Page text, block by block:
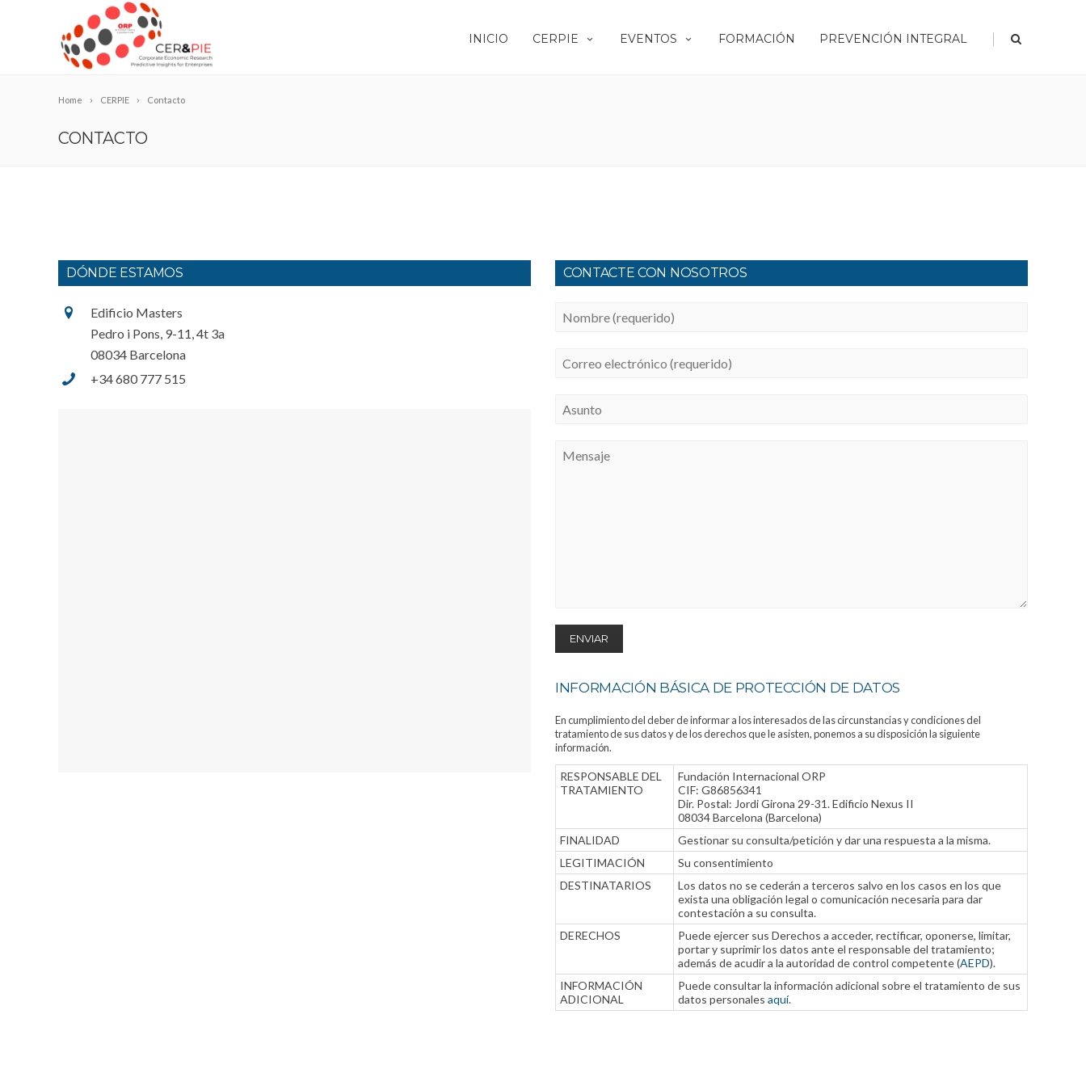
INICIO CERPIE EVENTOS FORMACIÓN PREVENCIÓN INTEGRAL |
Home CERPIE Contacto
CONTACTO
DÓNDE ESTAMOS
Edificio Masters
Pedro i Pons, 9-11, 4t 3a
08034 Barcelona
‎+34 680 777 515
CONTACTE CON NOSOTROS
INFORMACIÓN BÁSICA DE PROTECCIÓN DE DATOS
En cumplimiento del deber de informar a los interesados de las circunstancias y condiciones del
tratamiento de sus datos y de los derechos que le asisten, ponemos a su disposición la siguiente
información.
RESPONSABLE DEL
TRATAMIENTO
Fundación Internacional ORP
CIF: G86856341
Dir. Postal: Jordi Girona 29-31. Edificio Nexus II
08034 Barcelona (Barcelona)
FINALIDAD
Gestionar su consulta/petición y dar una respuesta a la misma.
LEGITIMACIÓN
Su consentimiento
DESTINATARIOS
Los datos no se cederán a terceros salvo en los casos en los que
exista una obligación legal o comunicación necesaria para dar
contestación a su consulta.
DERECHOS
Puede ejercer sus Derechos a acceder, rectificar, oponerse, limitar,
portar y suprimir los datos ante el responsable del tratamiento;
además de acudir a la autoridad de control competente (AEPD).
INFORMACIÓN
ADICIONAL
Puede consultar la información adicional sobre el tratamiento de sus
datos personales aquí.